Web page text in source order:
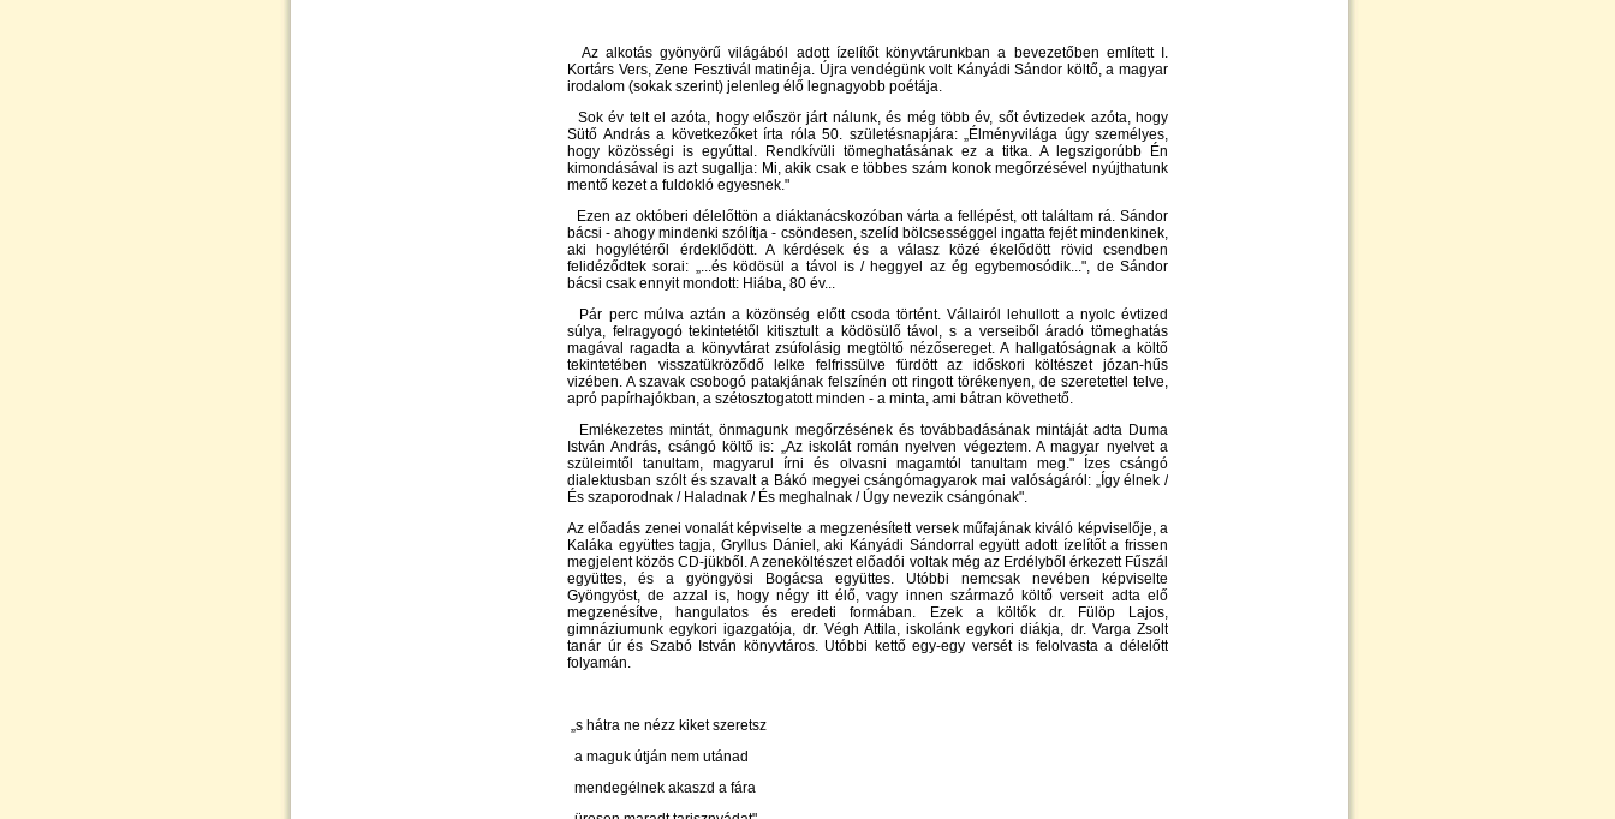
Az alkotás gyönyörű világából adott ízelítőt könyvtárunkban a bevezetőben említett I.
Kortárs Vers, Zene Fesztivál matinéja. Újra vendégünk volt Kányádi Sándor költő, a magyar
irodalom (sokak szerint) jelenleg élő legnagyobb poétája.
Sok év telt el azóta, hogy először járt nálunk, és még több év, sőt évtizedek azóta, hogy
Sütő András a következőket írta róla 50. születésnapjára: „Élményvilága úgy személyes,
hogy közösségi is egyúttal. Rendkívüli tömeghatásának ez a titka. A legszigorúbb Én
kimondásával is azt sugallja: Mi, akik csak e többes szám konok megőrzésével nyújthatunk
mentő kezet a fuldokló egyesnek."
Ezen az októberi délelőttön a diáktanácskozóban várta a fellépést, ott találtam rá. Sándor
bácsi - ahogy mindenki szólítja - csöndesen, szelíd bölcsességgel ingatta fejét mindenkinek,
aki hogylétéről érdeklődött. A kérdések és a válasz közé ékelődött rövid csendben
felidéződtek sorai: „...és ködösül a távol is / heggyel az ég egybemosódik...", de Sándor
bácsi csak ennyit mondott: Hiába, 80 év...
Pár perc múlva aztán a közönség előtt csoda történt. Vállairól lehullott a nyolc évtized
súlya, felragyogó tekintetétől kitisztult a ködösülő távol, s a verseiből áradó tömeghatás
magával ragadta a könyvtárat zsúfolásig megtöltő nézősereget. A hallgatóságnak a költő
tekintetében visszatükröződő lelke felfrissülve fürdött az időskori költészet józan-hűs
vizében. A szavak csobogó patakjának felszínén ott ringott törékenyen, de szeretettel telve,
apró papírhajókban, a szétosztogatott minden - a minta, ami bátran követhető.
Emlékezetes mintát, önmagunk megőrzésének és továbbadásának mintáját adta Duma
István András, csángó költő is: „Az iskolát román nyelven végeztem. A magyar nyelvet a
szüleimtől tanultam, magyarul írni és olvasni magamtól tanultam meg." Ízes csángó
dialektusban szólt és szavalt a Bákó megyei csángómagyarok mai valóságáról: „Így élnek /
És szaporodnak / Haladnak / És meghalnak / Úgy nevezik csángónak".
Az előadás zenei vonalát képviselte a megzenésített versek műfajának kiváló képviselője, a
Kaláka együttes tagja, Gryllus Dániel, aki Kányádi Sándorral együtt adott ízelítőt a frissen
megjelent közös CD-jükből. A zeneköltészet előadói voltak még az Erdélyből érkezett Fűszál
együttes, és a gyöngyösi Bogácsa együttes. Utóbbi nemcsak nevében képviselte
Gyöngyöst, de azzal is, hogy négy itt élő, vagy innen származó költő verseit adta elő
megzenésítve, hangulatos és eredeti formában. Ezek a költők dr. Fülöp Lajos,
gimnáziumunk egykori igazgatója, dr. Végh Attila, iskolánk egykori diákja, dr. Varga Zsolt
tanár úr és Szabó István könyvtáros. Utóbbi kettő egy-egy versét is felolvasta a délelőtt
folyamán.
„s hátra ne nézz kiket szeretsz
a maguk útján nem utánad
mendegélnek akaszd a fára